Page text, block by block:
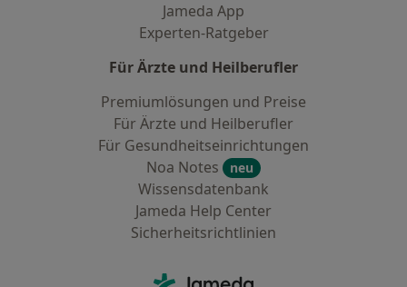
Jameda App
Experten-Ratgeber
Für Ärzte und Heilberufler
Premiumlösungen und Preise
Für Ärzte und Heilberufler
Für Gesundheitseinrichtungen
Noa Notes
neu
Wissensdatenbank
Jameda Help Center
Sicherheitsrichtlinien
Jameda - Startseite